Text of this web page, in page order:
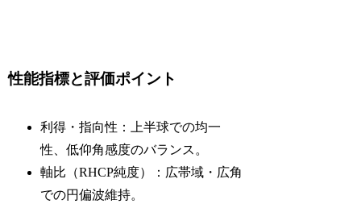
性能指標と評価ポイント
利得・指向性：上半球での均一
性、低仰角感度のバランス。
軸比（RHCP純度）：広帯域・広角
での円偏波維持。